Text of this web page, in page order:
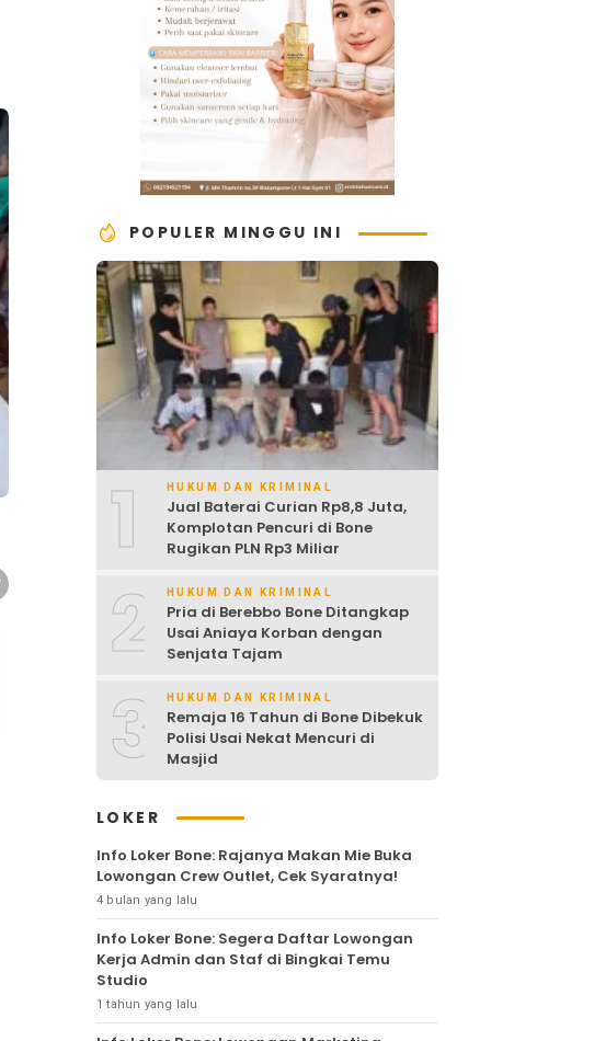
POPULER MINGGU INI
1 HUKUM DAN KRIMINAL
Jual Baterai Curian Rp8,8 Juta,
Komplotan Pencuri di Bone
Rugikan PLN Rp3 Miliar
2 HUKUM DAN KRIMINAL
Pria di Berebbo Bone Ditangkap
Usai Aniaya Korban dengan
Senjata Tajam
3 HUKUM DAN KRIMINAL
Remaja 16 Tahun di Bone Dibekuk
Polisi Usai Nekat Mencuri di
Masjid
LOKER
Info Loker Bone: Rajanya Makan Mie Buka
Lowongan Crew Outlet, Cek Syaratnya!
4 bulan yang lalu
Info Loker Bone: Segera Daftar Lowongan
Kerja Admin dan Staf di Bingkai Temu
Studio
1 tahun yang lalu